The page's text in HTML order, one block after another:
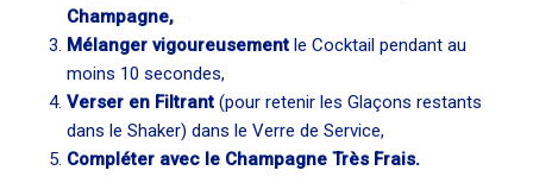
Champagne,
Mélanger vigoureusement le Cocktail pendant au
moins 10 secondes,
Verser en Filtrant (pour retenir les Glaçons restants
dans le Shaker) dans le Verre de Service,
Compléter avec le Champagne Très Frais.